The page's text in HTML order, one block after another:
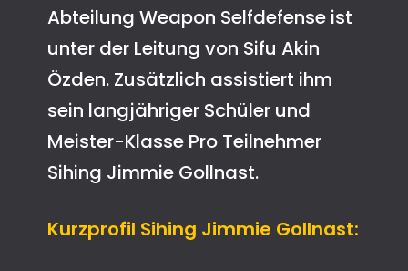
Abteilung Weapon Selfdefense ist
unter der Leitung von Sifu Akin
Özden. Zusätzlich assistiert ihm
sein langjähriger Schüler und
Meister-Klasse Pro Teilnehmer
Sihing Jimmie Gollnast.
Kurzprofil Sihing Jimmie Gollnast: